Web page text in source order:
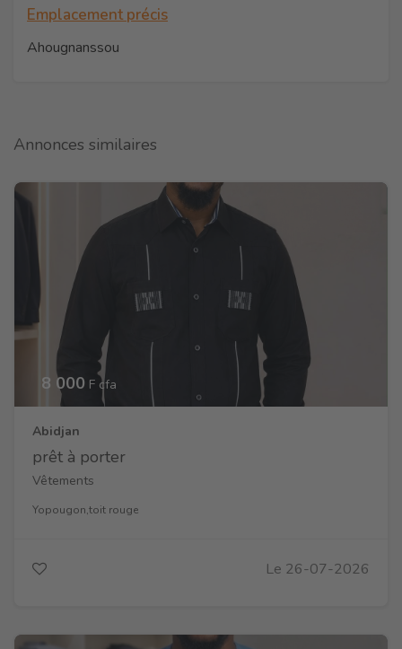
Emplacement précis
Ahougnanssou
Annonces similaires
8 000 F cfa
Abidjan
prêt à porter
Vêtements
Yopougon,toit rouge
Le 26-07-2026